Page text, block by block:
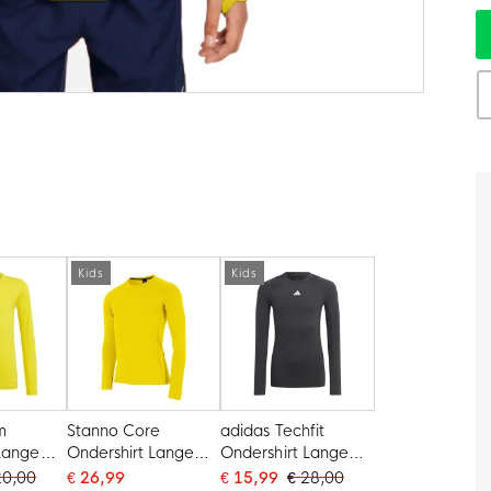
Geel
Kids
Stanno Core
Ondershirt Lange
Mouwen Kids Geel
€ 26,99
Kids
adidas Techfit
Ondershirt Lange
Mouwen Kids Zwart
€ 15,99 € 28,00